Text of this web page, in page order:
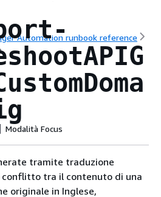
Automation runbook reference
Modalità Focus
tramite traduzione
conflitto tra il contenuto di una
originale in Inglese,